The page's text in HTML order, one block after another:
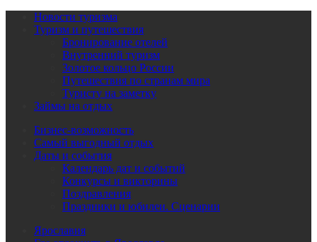
Новости туризма
Туризм и путешествия
Бронирование отелей
Внутренний туризм
Золотое кольцо России
Путешествия по странам мира
Туристу на заметку
Займы на отдых
Бизнес-возможность
Самый выгодный отдых
Даты и события
Календарь дат и событий
Конкурсы и викторины
Поздравления
Праздники и юбилеи. Сценарии
Ярославия